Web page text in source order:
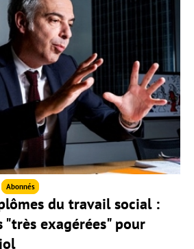
Abonnés
du travail social :
"très exagérées" pour